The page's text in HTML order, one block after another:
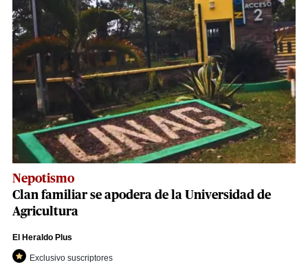
Nepotismo
Clan familiar se apodera de la Universidad de
Agricultura
El Heraldo Plus
Exclusivo suscriptores